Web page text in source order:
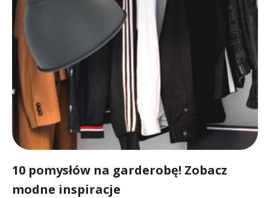
10 pomysłów na garderobę! Zobacz
modne inspiracje